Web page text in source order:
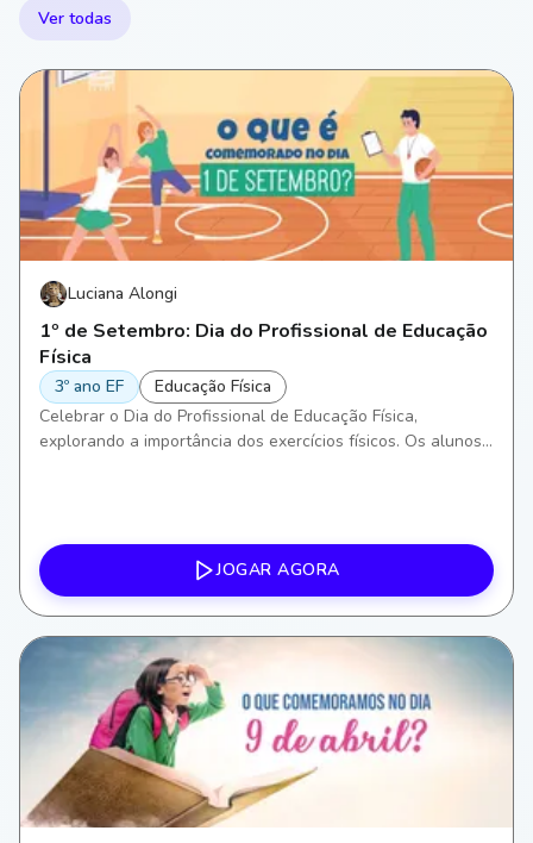
Ver todas
Luciana Alongi
1º de Setembro: Dia do Profissional de Educação
Física
3º ano EF
Educação Física
Celebrar o Dia do Profissional de Educação Física,
explorando a importância dos exercícios físicos. Os alunos
trabalho em equipe.
JOGAR AGORA